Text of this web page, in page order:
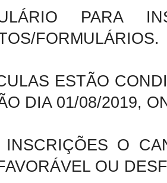
PARA
ESTÃO
DIA 01/08/2019,
O
OU